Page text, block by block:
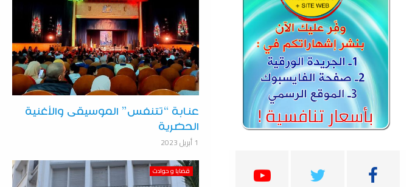
عنابة “تتنفس” الموسيقى والأغنية
الحضرية
1 أبريل 2023
قضايا و حوادث